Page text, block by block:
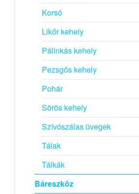
Korsó
Likőr kehely
Pálinkás kehely
Pezsgős kehely
Pohár
Sörös kehely
Szívószálas üvegek
Tálak
Tálkák
Báreszköz